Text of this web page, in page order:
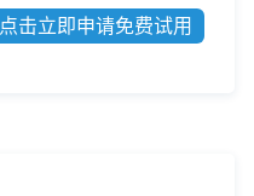
点击立即申请免费试用